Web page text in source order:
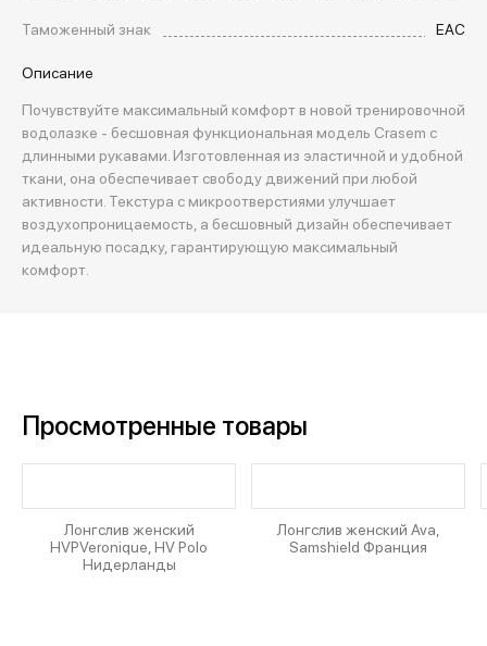
Таможенный знак
EAC
Описание
Почувствуйте максимальный комфорт в новой тренировочной
водолазке - бесшовная функциональная модель Crasem с
длинными рукавами. Изготовленная из эластичной и удобной
ткани, она обеспечивает свободу движений при любой
активности. Текстура с микроотверстиями улучшает
воздухопроницаемость, а бесшовный дизайн обеспечивает
идеальную посадку, гарантирующую максимальный
комфорт.
Просмотренные товары
Лонгслив женский
HVPVeronique, HV Polo
Нидерланды
Лонгслив женский Ava,
Samshield Франция